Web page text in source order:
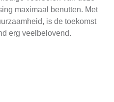
maximaal benutten. Met
is de toekomst
erg veelbelovend.